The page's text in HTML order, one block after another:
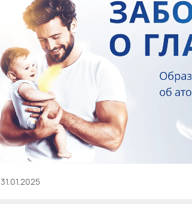
31.01.2025